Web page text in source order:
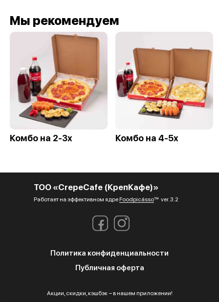
Мы рекомендуем
Комбо на 2-3х Комбо на 4-5х
ТОО «CrepeCafe (КрепКафе)»
Работает на эффективном ядреFoodpicássover. 3.2
Политика конфиденциальности
Публичная оферта
Акции, скидки, кэшбэк − в нашем приложении!